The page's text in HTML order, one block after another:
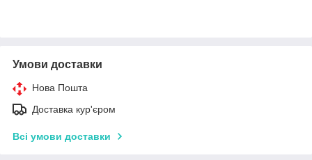
Умови доставки
Нова Пошта
Доставка кур'єром
Всі умови доставки